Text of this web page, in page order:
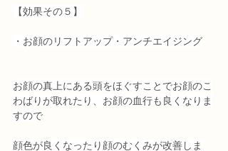
【効果その５】
・お顔のリフトアップ・アンチエイジング
お顔の真上にある頭をほぐすことでお顔のこ
わばりが取れたり、お顔の血行も良くなりま
すので
顔色が良くなったり顔のむくみが改善しま